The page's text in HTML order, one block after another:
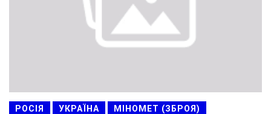
РОСІЯ УКРАЇНА МІНОМЕТ (ЗБРОЯ)